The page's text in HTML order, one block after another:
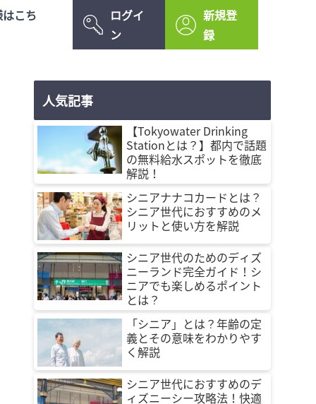
こち
ログイ
ン
新規登
録
人気記事
【Tokyowater Drinking
Stationとは？】都内で話題
の無料給水スポットを徹底
解説！
シニアナナコカードとは？
シニア世代におすすめのメ
リットと使い方を解説
シニア世代のためのディズ
ニーランド完全ガイド！シ
ニアでも楽しめるポイント
とは？
「シニア」とは？年齢の定
義とその意味をわかりやす
く解説
シニア世代におすすめのデ
ィズニーシー攻略法！快適